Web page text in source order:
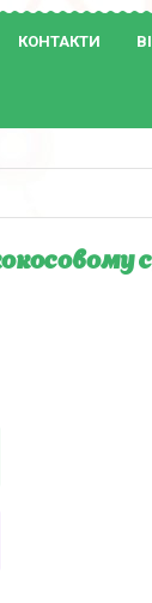
КОНТАКТИ